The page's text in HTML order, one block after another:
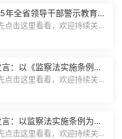
年全省领导干部警示教育会
点击这里看看，欢迎持续关
送预览结束，本文...
：以《监察法实施条例》
高质量发展
点击这里看看，欢迎持续关
送预览结束，本文...
：以监察法实施条例为纲
发展
点击这里看看，欢迎持续关